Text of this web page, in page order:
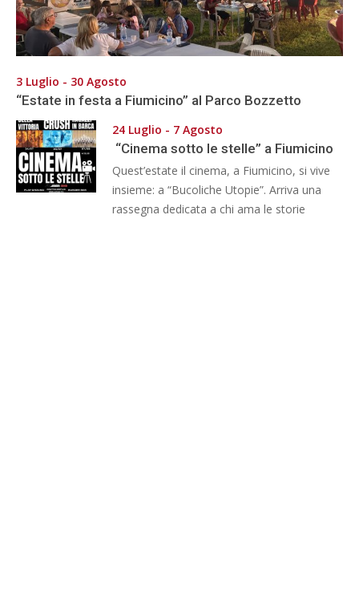
3 Luglio - 30 Agosto
“Estate in festa a Fiumicino” al Parco Bozzetto
24 Luglio - 7 Agosto
“Cinema sotto le stelle” a Fiumicino
Quest’estate il cinema, a Fiumicino, si vive
insieme: a “Bucoliche Utopie”. Arriva una
rassegna dedicata a chi ama le storie